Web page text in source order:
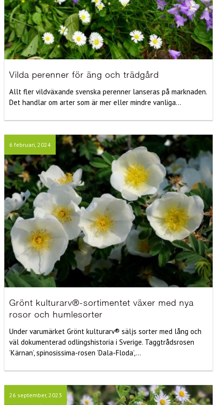
Vilda perenner för äng och trädgård
Allt fler vildväxande svenska perenner lanseras på marknaden.
Det handlar om arter som är mer eller mindre vanliga...
6 februari, 2024
Grönt kulturarv®-sortimentet växer med nya
rosor och humlesorter
Under varumärket Grönt kulturarv® säljs sorter med lång och
väl dokumenterad odlingshistoria i Sverige. Taggtrådsrosen
’Kärnan’, spinosissima-rosen ’Dala-Floda’,...
26 september, 2023